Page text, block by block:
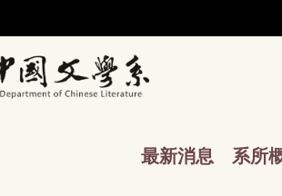
最新消息 系所